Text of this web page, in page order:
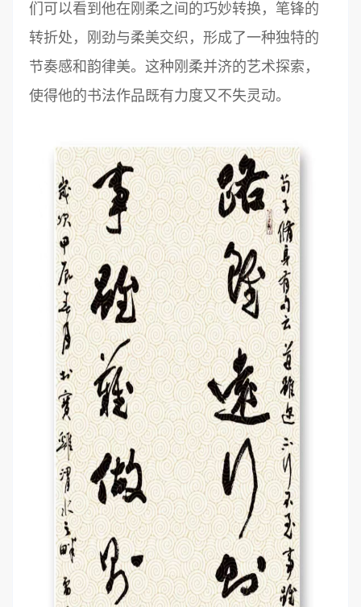
们可以看到他在刚柔之间的巧妙转换，笔锋的
转折处，刚劲与柔美交织，形成了一种独特的
节奏感和韵律美。这种刚柔并济的艺术探索，
使得他的书法作品既有力度又不失灵动。